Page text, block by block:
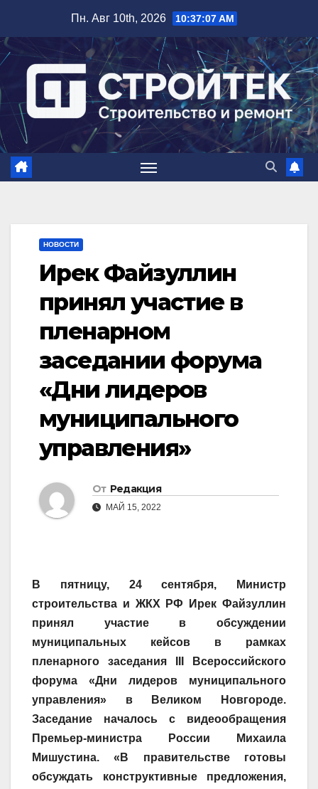
содержимому
Пн. Авг 10th, 2026 10:37:08 AM
НОВОСТИ
Ирек Файзуллин
принял участие в
пленарном
заседании форума
«Дни лидеров
муниципального
управления»
От Редакция
МАЙ 15, 2022
В пятницу, 24 сентября, Министр
строительства и ЖКХ РФ Ирек Файзуллин
принял участие в обсуждении
муниципальных кейсов в рамках
пленарного заседания III Всероссийского
форума «Дни лидеров муниципального
управления» в Великом Новгороде.
Заседание началось с видеообращения
Премьер-министра России Михаила
Мишустина. «В правительстве готовы
обсуждать конструктивные предложения,